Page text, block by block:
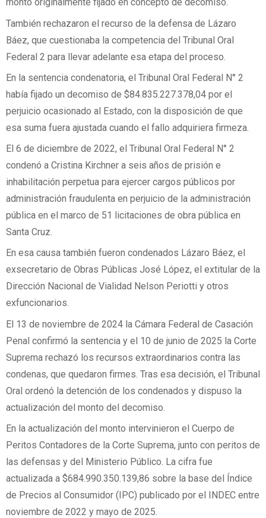
monto originalmente fijado en concepto de decomiso.
También rechazaron el recurso de la defensa de Lázaro
Báez, que cuestionaba la competencia del Tribunal Oral
Federal 2 para llevar adelante esa etapa del proceso.
En la sentencia condenatoria, el Tribunal Oral Federal N° 2
había fijado un decomiso de $84.835.227.378,04 por el
perjuicio ocasionado al Estado, con la disposición de que
esa suma fuera ajustada cuando el fallo adquiriera firmeza.
El 6 de diciembre de 2022, el Tribunal Oral Federal N° 2
condenó a Cristina Kirchner a seis años de prisión e
inhabilitación perpetua para ejercer cargos públicos por
administración fraudulenta en perjuicio de la administración
pública en el marco de 51 licitaciones de obra pública en
Santa Cruz.
En esa causa también fueron condenados Lázaro Báez, el
exsecretario de Obras Públicas José López, el extitular de la
Dirección Nacional de Vialidad Nelson Periotti y otros
exfuncionarios.
El 13 de noviembre de 2024 la Cámara Federal de Casación
Penal confirmó la sentencia y el 10 de junio de 2025 la Corte
Suprema rechazó los recursos extraordinarios contra las
condenas, que quedaron firmes. Tras esa decisión, el Tribunal
Oral ordenó la detención de los condenados y dispuso la
actualización del monto del decomiso.
En la actualización del monto intervinieron el Cuerpo de
Peritos Contadores de la Corte Suprema, junto con peritos de
las defensas y del Ministerio Público. La cifra fue
actualizada a $684.990.350.139,86 sobre la base del Índice
de Precios al Consumidor (IPC) publicado por el INDEC entre
noviembre de 2022 y mayo de 2025.